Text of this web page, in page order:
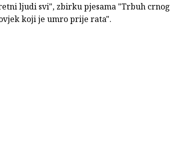
ljudi svi", zbirku pjesama "Trbuh crnog
koji je umro prije rata".